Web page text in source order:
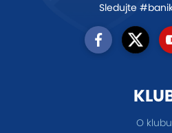
Sledujte
O klubu